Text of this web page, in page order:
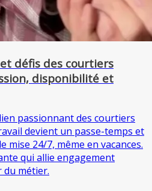
défis des courtiers
disponibilité et
passionnant des courtiers
devient un passe-temps et
mise 24/7, même en vacances.
qui allie engagement
du métier.